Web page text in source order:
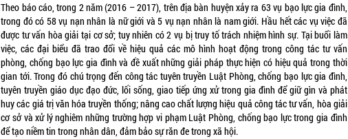
Theo báo cáo, trong 2 năm (2016 – 2017), trên địa bàn huyện xảy ra 63 vụ bạo lực gia đình,
trong đó có 58 vụ nạn nhân là nữ giới và 5 vụ nạn nhân là nam giới. Hầu hết các vụ việc đã
được tư vấn hòa giải tại cơ sở; tuy nhiên có 2 vụ bị truy tố trách nhiệm hình sự. Tại buổi làm
việc, các đại biểu đã trao đổi về hiệu quả các mô hình hoạt động trong công tác tư vấn
phòng, chống bạo lực gia đình và đề xuất những giải pháp thực hiện có hiệu quả trong thời
gian tới. Trong đó chú trọng đến công tác tuyên truyền Luật Phòng, chống bạo lực gia đình,
tuyên truyền giáo dục đạo đức, lối sống, giao tiếp ứng xử trong gia đình để giữ gìn và phát
huy các giá trị văn hóa truyền thống; nâng cao chất lượng hiệu quả công tác tư vấn, hòa giải
cơ sở và xử lý nghiêm những trường hợp vi phạm Luật Phòng, chống bạo lực trong gia đình
để tạo niềm tin trong nhân dân, đảm bảo sự răn đe trong xã hội.